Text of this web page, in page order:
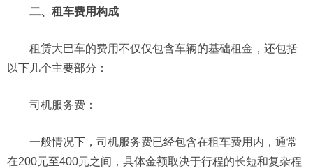
二、租车费用构成
租赁大巴车的费用不仅仅包含车辆的基础租金，还包括
以下几个主要部分：
司机服务费：
一般情况下，司机服务费已经包含在租车费用内，通常
在200元至400元之间，具体金额取决于行程的长短和复杂程